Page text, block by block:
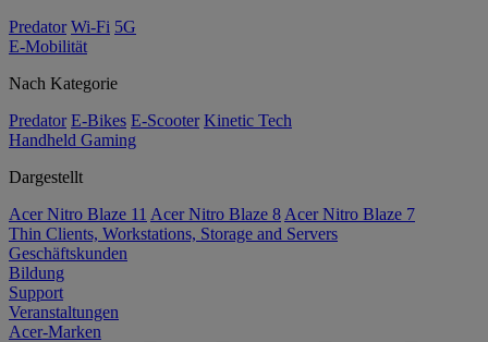
Predator Wi-Fi 5G
E-Mobilität
Nach Kategorie
Predator E-Bikes E-Scooter Kinetic Tech
Handheld Gaming
Dargestellt
Acer Nitro Blaze 11 Acer Nitro Blaze 8 Acer Nitro Blaze 7
Thin Clients, Workstations, Storage and Servers
Geschäftskunden
Bildung
Support
Veranstaltungen
Acer-Marken